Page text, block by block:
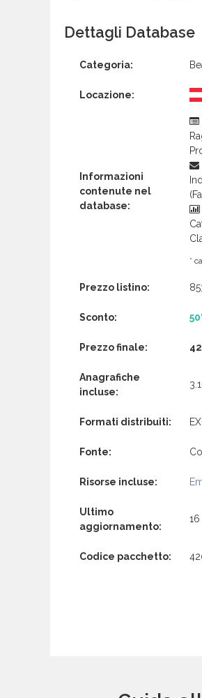
Dettagli Database
Categoria:
Locazione:
Informazioni
contenute nel
database:
*
Prezzo listino:
Sconto:
Prezzo finale:
Anagrafiche
incluse:
Formati distribuiti:
Fonte:
Risorse incluse:
Ultimo
aggiornamento:
Codice pacchetto: